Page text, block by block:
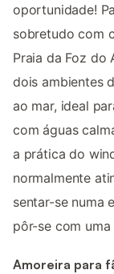
oportunidade!
sobretudo com
Praia da Foz do
dois ambientes
ao mar, ideal
com águas
a prática do
normalmente
sentar-se numa
pôr-se com
Amoreira para